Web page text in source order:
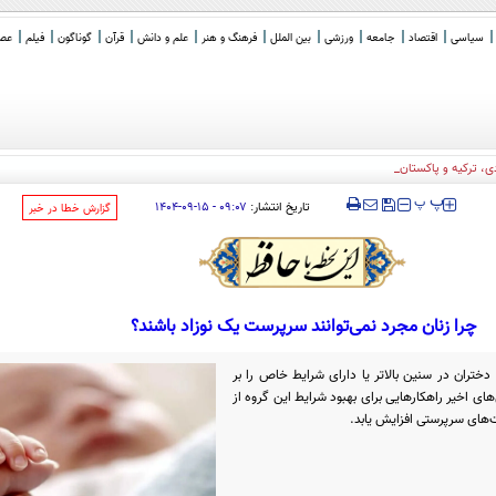
سیاسی اقتصاد جامعه ورزشی بین الملل فرهنگ و هنر علم و دانش قرآن گوناگون فیلم
ترکیه و پاکستان / علت: ایران
‍‍‍ پ پ تاریخ انتشار: ۰۹:۰۷ - ۱۵-۰۹-۱۴۰۴ ‌گزارش خطا در خبر
چرا زنان مجرد نمی‌توانند سرپرست یک نوزاد باشند؟
در سنین بالاتر یا دارای شرایط خاص را بر
اخیر راهکارهایی برای بهبود شرایط این گروه از
سرپرستی افزایش یابد.